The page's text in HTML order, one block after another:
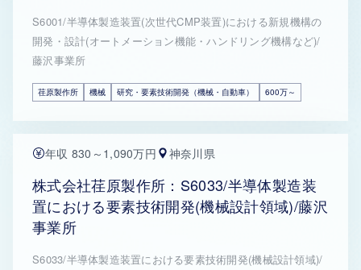
S6001/半導体製造装置(次世代CMP装置)における新規機構の
開発・設計(オートメーション機能・ハンドリング機構など)/
藤沢事業所
荏原製作所 機械 研究・要素技術開発（機械・自動車） 600万～
年収 830～1,090万円 神奈川県
株式会社荏原製作所：S6033/半導体製造装
置における要素技術開発(機械設計領域)/藤沢
事業所
S6033/半導体製造装置における要素技術開発(機械設計領域)/